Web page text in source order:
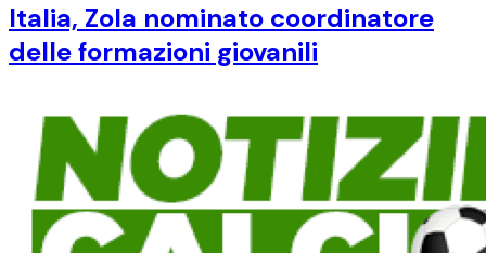
Italia, Zola nominato coordinatore
delle formazioni giovanili